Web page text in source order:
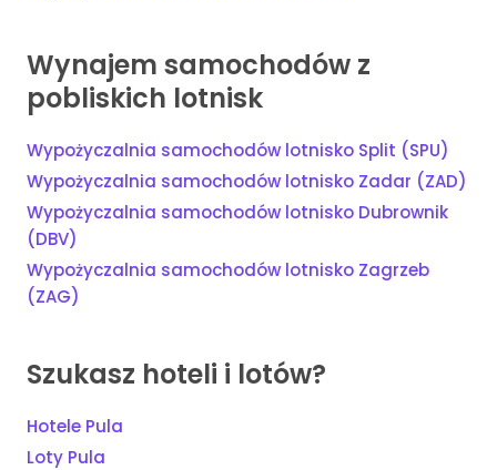
Wynajem samochodów z
pobliskich lotnisk
Wypożyczalnia samochodów lotnisko Split (SPU)
Wypożyczalnia samochodów lotnisko Zadar (ZAD)
Wypożyczalnia samochodów lotnisko Dubrownik
(DBV)
Wypożyczalnia samochodów lotnisko Zagrzeb
(ZAG)
Szukasz hoteli i lotów?
Hotele Pula
Loty Pula